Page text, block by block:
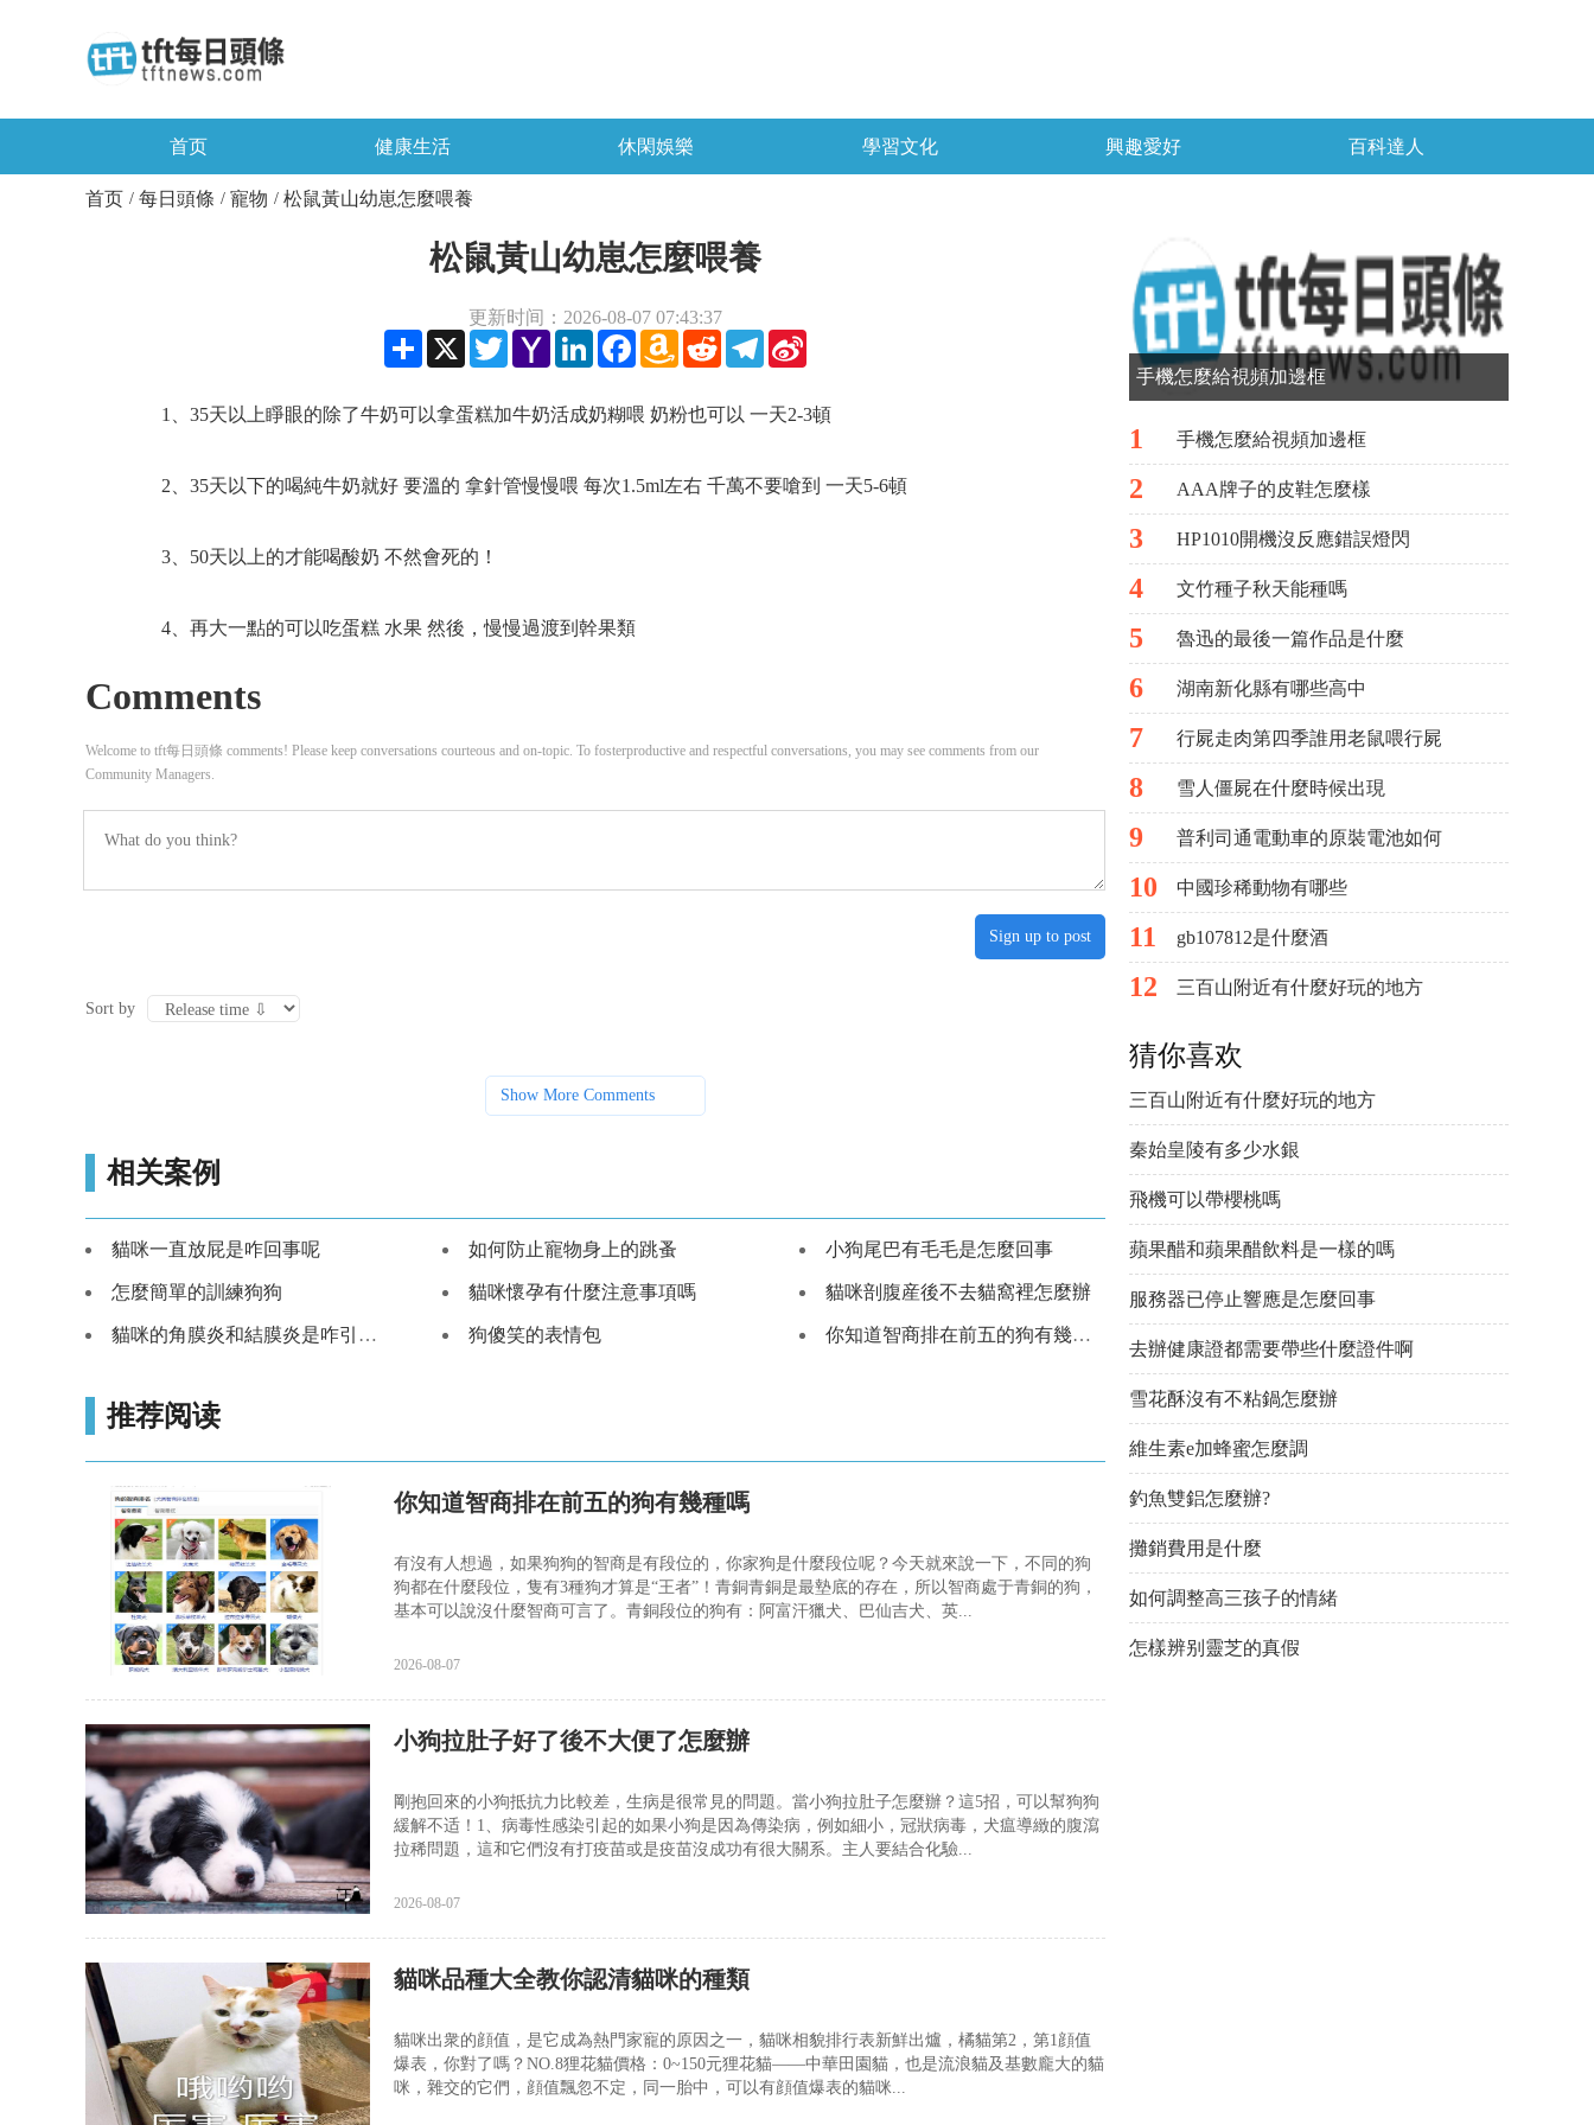
首页 健康生活 休閑娛樂 學習文化 興趣愛好 百科達人
首页 / 每日頭條 / 寵物 / 松鼠黃山幼崽怎麼喂養
松鼠黃山幼崽怎麼喂養
更新时间：2026-08-07 07:43:37
Share X TwitterYahoo
Mail
LinkedInFacebookAmazon
Wish
Reddit Telegram
1、35天以上睜眼的除了牛奶可以拿蛋糕加牛奶活成奶糊喂 奶粉也可以 一天2-3頓
2、35天以下的喝純牛奶就好 要溫的 拿針管慢慢喂 每次1.5ml左右 千萬不要嗆到 一天5-6頓
3、50天以上的才能喝酸奶 不然會死的！
4、再大一點的可以吃蛋糕 水果 然後，慢慢過渡到幹果類
Comments
Welcome to tft每日頭條 comments! Please keep conversations courteous and on-topic. To fosterproductive and respectful conversations, you may see comments from our
Community Managers.
Sign up to post
Sort by
Show More Comments
相关案例
貓咪一直放屁是咋回事呢 如何防止寵物身上的跳蚤 小狗尾巴有毛毛是怎麼回事
怎麼簡單的訓練狗狗 貓咪懷孕有什麼注意事項嗎 貓咪剖腹産後不去貓窩裡怎麼辦
貓咪的角膜炎和結膜炎是咋引起的 狗傻笑的表情包 你知道智商排在前五的狗有幾種嗎
推荐阅读
你知道智商排在前五的狗有幾種嗎
有沒有人想過，如果狗狗的智商是有段位的，你家狗是什麼段位呢？今天就來說一下，不同的狗
狗都在什麼段位，隻有3種狗才算是“王者”！青銅青銅是最墊底的存在，所以智商處于青銅的狗，
基本可以說沒什麼智商可言了。青銅段位的狗有：阿富汗獵犬、巴仙吉犬、英...
2026-08-07
小狗拉肚子好了後不大便了怎麼辦
剛抱回來的小狗抵抗力比較差，生病是很常見的問題。當小狗拉肚子怎麼辦？這5招，可以幫狗狗
緩解不适！1、病毒性感染引起的如果小狗是因為傳染病，例如細小，冠狀病毒，犬瘟導緻的腹瀉
拉稀問題，這和它們沒有打疫苗或是疫苗沒成功有很大關系。主人要結合化驗...
2026-08-07
貓咪品種大全教你認清貓咪的種類
貓咪出衆的顔值，是它成為熱門家寵的原因之一，貓咪相貌排行表新鮮出爐，橘貓第2，第1顔值
爆表，你對了嗎？NO.8狸花貓價格：0~150元狸花貓——中華田園貓，也是流浪貓及基數龐大的貓
咪，雜交的它們，顔值飄忽不定，同一胎中，可以有顔值爆表的貓咪...
手機怎麼給視頻加邊框
1 手機怎麼給視頻加邊框
2 AAA牌子的皮鞋怎麼樣
3 HP1010開機沒反應錯誤燈閃
4 文竹種子秋天能種嗎
5 魯迅的最後一篇作品是什麼
6 湖南新化縣有哪些高中
7 行屍走肉第四季誰用老鼠喂行屍
8 雪人僵屍在什麼時候出現
9 普利司通電動車的原裝電池如何
10 中國珍稀動物有哪些
11 gb107812是什麼酒
12 三百山附近有什麼好玩的地方
猜你喜欢
三百山附近有什麼好玩的地方
秦始皇陵有多少水銀
飛機可以帶櫻桃嗎
蘋果醋和蘋果醋飲料是一樣的嗎
服務器已停止響應是怎麼回事
去辦健康證都需要帶些什麼證件啊
雪花酥沒有不粘鍋怎麼辦
維生素e加蜂蜜怎麼調
釣魚雙鋁怎麼辦?
攤銷費用是什麼
如何調整高三孩子的情緒
怎樣辨别靈芝的真假